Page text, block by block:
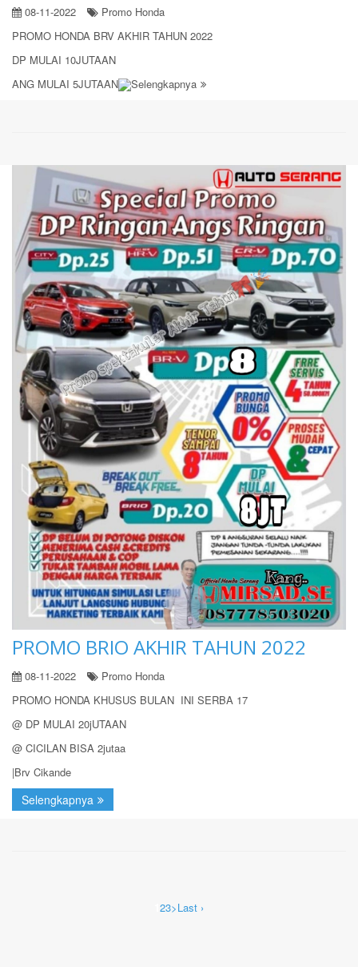
08-11-2022
Promo Honda
PROMO HONDA BRV AKHIR TAHUN 2022
DP MULAI 10JUTAAN
ANG MULAI 5JUTAAN
Selengkapnya
PROMO BRIO AKHIR TAHUN 2022
08-11-2022
Promo Honda
PROMO HONDA KHUSUS BULAN INI SERBA 17
@ DP MULAI 20jUTAAN
@ CICILAN BISA 2jutaa
|Brv Cikande
Selengkapnya
23>Last ›